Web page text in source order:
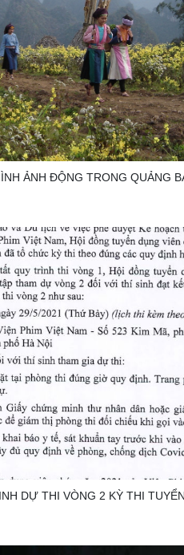
ẢNH ĐỘNG TRONG QUẢNG
DỰ THI VÒNG 2 KỲ THI